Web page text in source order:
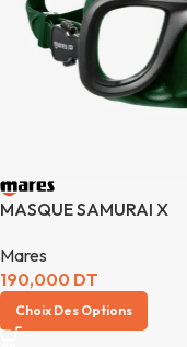
MASQUE SAMURAI X
Mares
190,000 DT
Choix Des Options